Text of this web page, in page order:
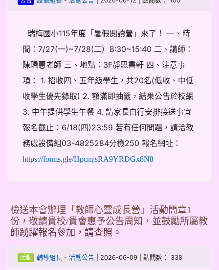
瑞梅國小115年度「暑假閱讀營」來了！ 一、時
間：7/27(一)~7/28(二) 8:30~15:40 二、講師：
陳瑉惠老師 三、地點：3F靜思書軒 四、注意事
項： 1. 招收四、五年級學生，共20名(低收、中低
收學生優先錄取) 2. 額滿即抽籤，結果公告於校網
3. 中午提供學生午餐 4. 請家長自行安排接送事宜
報名截止：6/18(四)23:59 若有任何問題，請洽教
務處設備組03-4825284分機250 報名網址：
https://forms.gle/HpcmjsRA9YRDGx8N8
檢送本會辦理「教師心靈成長營」活動簡章1
份，敬請貴校/貴會惠予公告周知，並鼓勵所屬教
師踴躍報名參加，請查照。
活動 輔導組長- 活動公告 | 2026-06-09 | 點閱數： 338